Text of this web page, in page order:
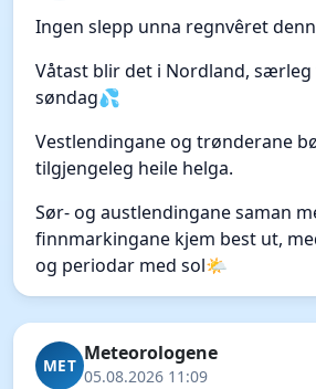
Ingen slepp unna regnvêret
Våtast blir det i Nordland,
søndag💦
Vestlendingane og trønderane
tilgjengeleg heile helga.
Sør- og austlendingane saman
finnmarkingane kjem best ut,
og periodar med sol🌤️
MET
Meteorologene
05.08.2026 11:09